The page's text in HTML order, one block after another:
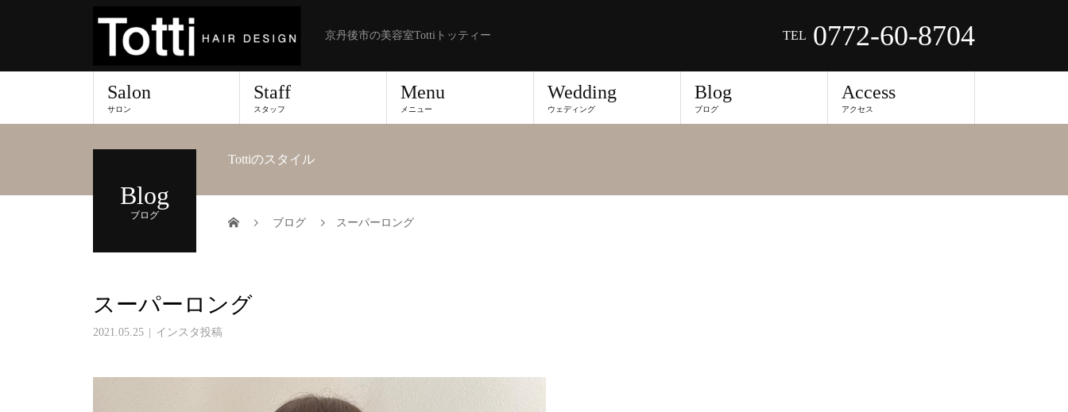
京丹後市の美容室Tottiトッティー TEL 0772-60-8704
Salon
サロン
Staff
スタッフ
Menu
メニュー
Wedding
ウェディング
Blog
ブログ
Access
アクセス
Blog
ブログ
Tottiのスタイル
ブログ スーパーロング
スーパーロング
2021.05.25 インスタ投稿